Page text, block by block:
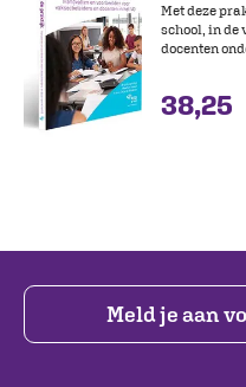
Met deze
school, in de
docenten
te halen en
te
38,25
Meld je aan